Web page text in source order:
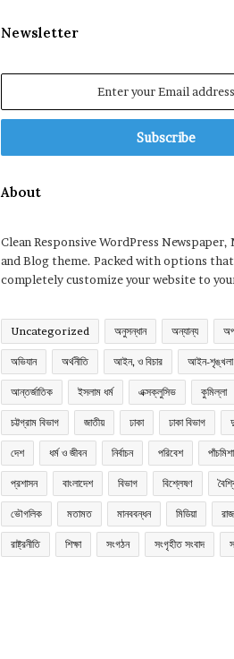
Newsletter
Email
About
Clean Responsive WordPress Newspaper,
and Blog theme. Packed with options
completely customize your website to
Uncategorized অনুসন্ধান অন্যান্য
অভিযান অর্থনীতি আইন, ও বিচার আইন-শৃঙ্খলা
আন্তর্জাতিক ইসলাম ধর্ম এক্সক্লুসিভ কুমিল্লা
চট্টগ্রাম বিভাগ জাতীয় ঢাকা ঢাকা বিভাগ
দেশ ধর্ম ও জীবন নির্বাচন পরিবেশ
প্রশাসন বাংলাদেশ বিভাগ বিশ্লেষণ
ভৌগলিক মতামত মানববন্ধন মিডিয়া
রাষ্ট্রনীতি শিক্ষা সংগঠন সংগৃহীত সংবাদ